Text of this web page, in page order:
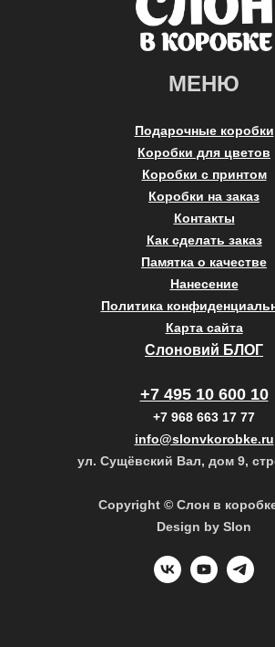
МЕНЮ
Подарочные коробки
Коробки для цветов
Коробки с принтом
Коробки на заказ
Контакты
Как сделать заказ
Памятка о качестве
Нанесение
Политика
Карта сайта
Слоновий БЛОГ
+7 495 10 600 10
+7 968 663 17 77
info@slonvkorobke.ru
ул. Сущёвский Вал, дом 9,
Copyright © Слон в
Design by Slon